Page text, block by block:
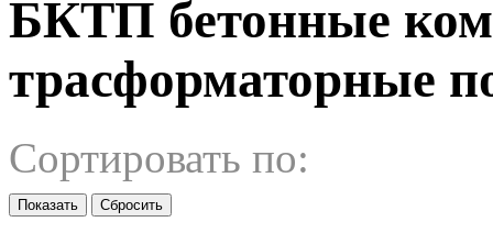
БКТП бетонные
трасформаторные
Сортировать по: